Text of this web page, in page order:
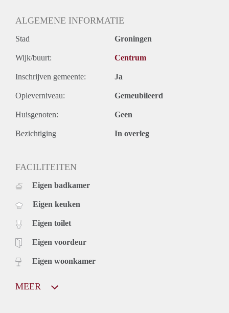
ALGEMENE INFORMATIE
Stad Groningen
Wijk/buurt: Centrum
Inschrijven gemeente: Ja
Opleverniveau: Gemeubileerd
Huisgenoten: Geen
Bezichtiging In overleg
FACILITEITEN
Eigen badkamer
Eigen keuken
Eigen toilet
Eigen voordeur
Eigen woonkamer
MEER